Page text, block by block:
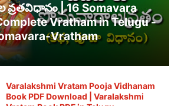
| 16 Somavara
Vratham in Telugu -
Vratham
Varalakshmi Vratam Pooja Vidhanam
Book PDF Download | Varalakshmi